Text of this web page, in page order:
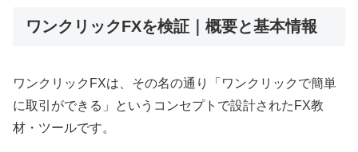
ワンクリックFXを検証｜概要と基本情報
ワンクリックFXは、その名の通り「ワンクリックで簡単
に取引ができる」というコンセプトで設計されたFX教
材・ツールです。